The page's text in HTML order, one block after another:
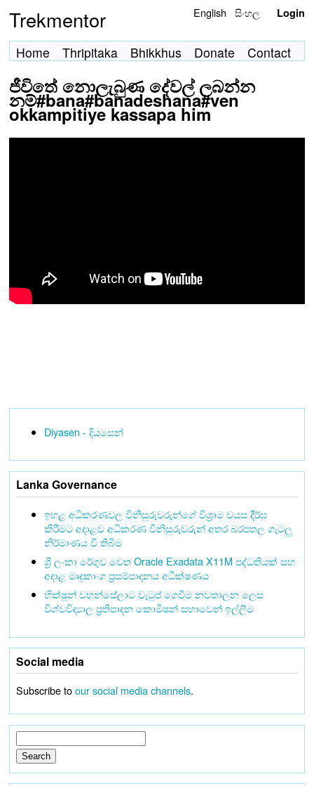
Trekmentor English සිංහල Login
Home Thripitaka Bhikkhus Donate Contact
ජීවිතේ නොලැබුණ දේවල් ලබන්න
නම්#bana#banadeshana#ven
okkampitiye kassapa him
Diyasen - දියසෙන්
Lanka Governance
ඉහළ අධිකරණවල විනිසුරුවරුන්ගේ විශ්‍රාම වයස දීර්ඝ
කිරීමට අදාළව අධිකරණ විනිසුරුවරුන් අතර බරපතල ගැටලු
නිර්මාණය වී තිබීම
ශ්‍රී ලංකා රේගුව වෙත Oracle Exadata X11M පද්ධතියක් සහ
අදාළ මෘදුකාංග ප්‍රසම්පාදනය අධීක්ෂණය
භික්ෂූන් වහන්සේලාට වැටුප් ගෙවීම නවතාලන ලෙස
විශ්වවිද්‍යාල ප්‍රතිපාදන කොමිෂන් සභාවෙන් ඉල්ලීම
Social media
Subscribe toour social media channels.